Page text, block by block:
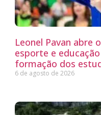
Leonel Pavan abre
esporte e
formação dos
6 de agosto de 2026